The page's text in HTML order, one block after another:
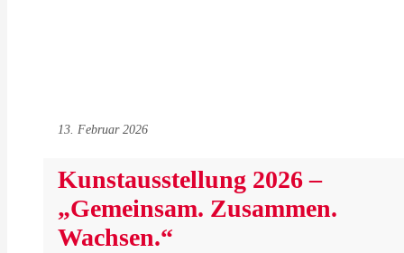
13. Februar 2026
Kunstausstellung 2026 –
„Gemeinsam. Zusammen.
Wachsen.“